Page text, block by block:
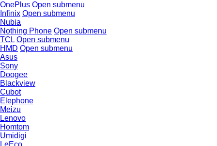
OnePlus Open submenu
Infinix Open submenu
Nubia
Nothing Phone Open submenu
TCL Open submenu
HMD Open submenu
Asus
Sony
Doogee
Blackview
Cubot
Elephone
Meizu
Lenovo
Homtom
Umidigi
LeEco